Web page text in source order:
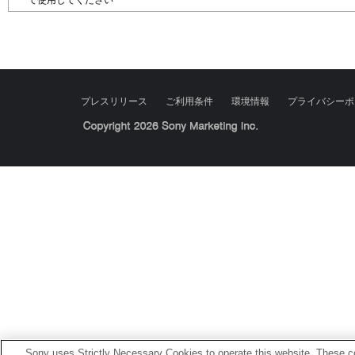
プレスリリース ご利用条件 環境情報 プライバシー
Sony Corporation, Sony Marketing Inc.